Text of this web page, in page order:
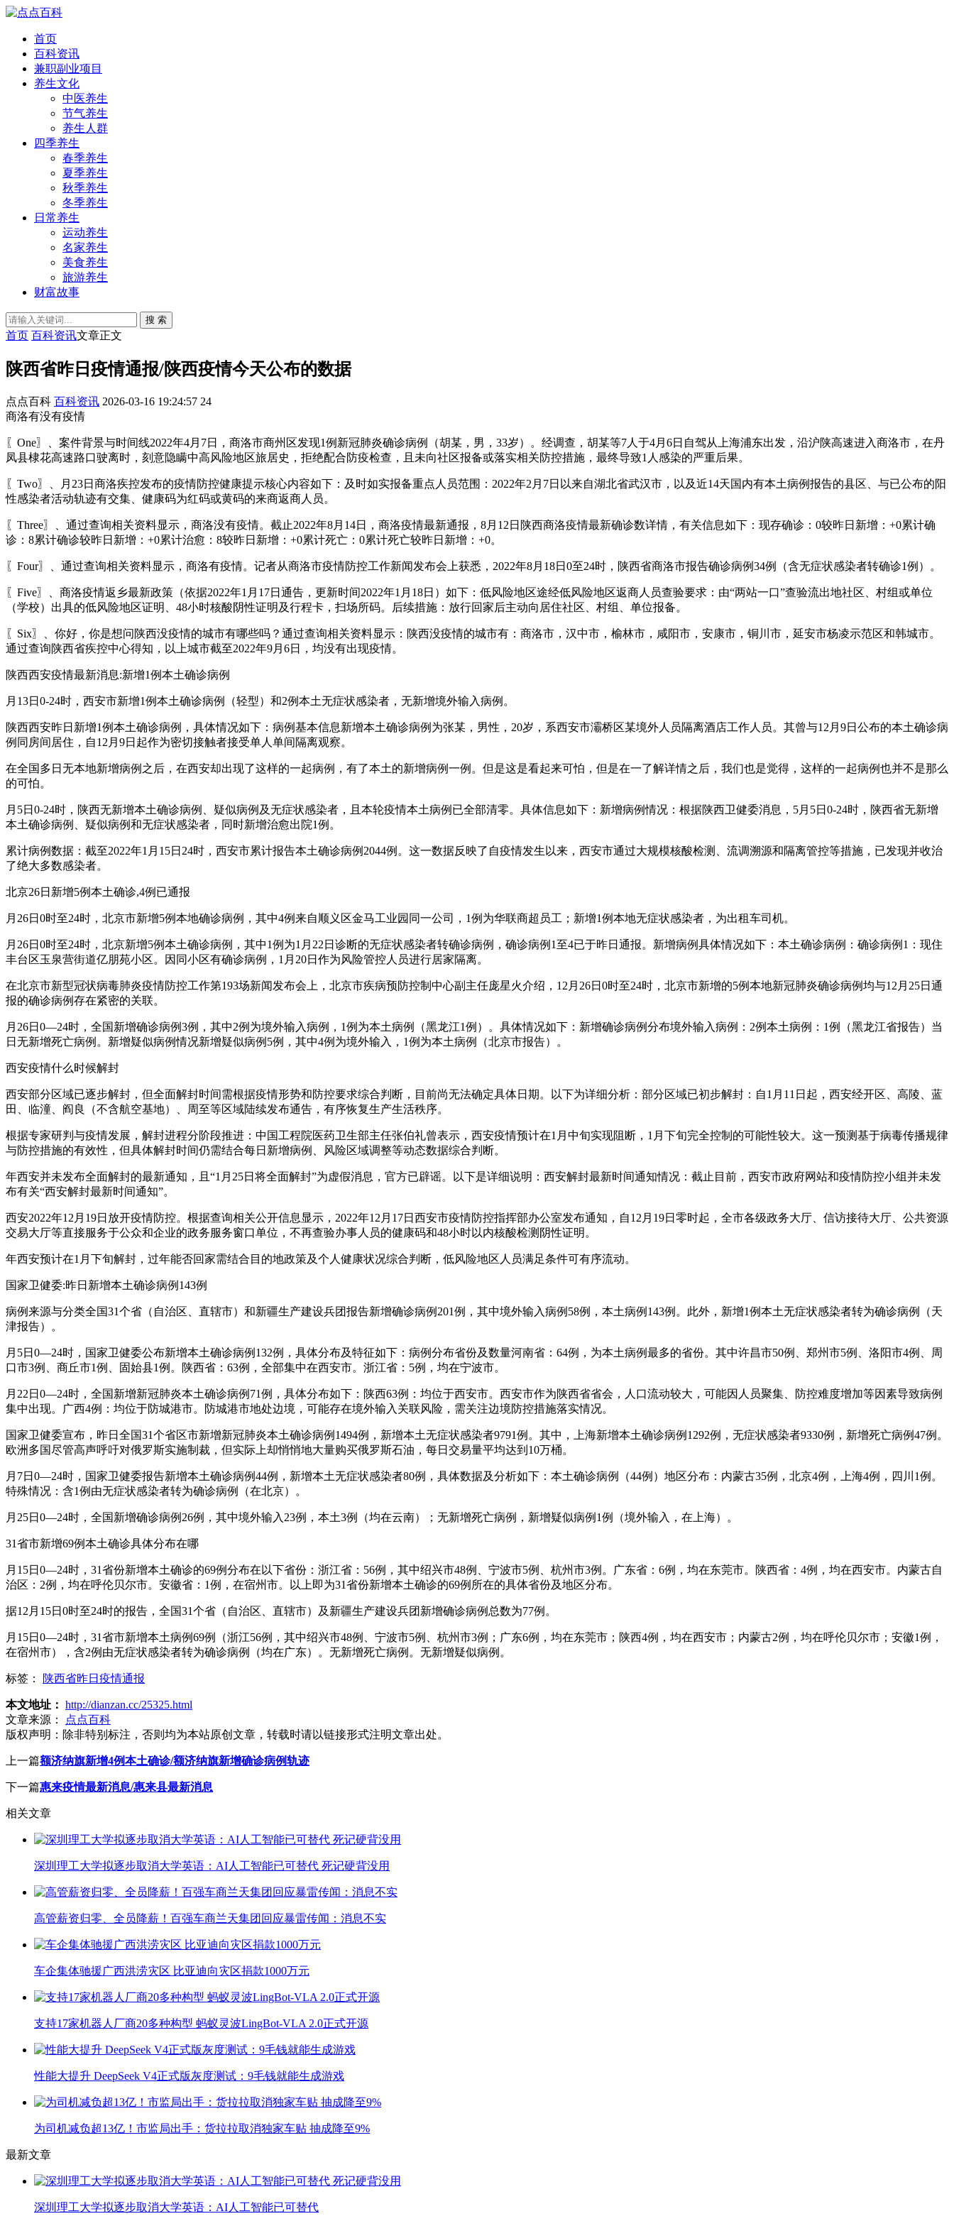
首页
百科资讯
兼职副业项目
养生文化
中医养生
节气养生
养生人群
四季养生
春季养生
夏季养生
秋季养生
冬季养生
日常养生
运动养生
名家养生
美食养生
旅游养生
财富故事
搜 索
首页 百科资讯文章正文
陕西省昨日疫情通报/陕西疫情今天公布的数据
点点百科 百科资讯 2026-03-16 19:24:57 24
商洛有没有疫情
〖One〗、案件背景与时间线2022年4月7日，商洛市商州区发现1例新冠肺炎确诊病例（胡某，男，33岁）。经调查，胡某等7人于4月6日自驾从上海浦东出发，沿沪陕高速进入商洛市，在丹
凤县棣花高速路口驶离时，刻意隐瞒中高风险地区旅居史，拒绝配合防疫检查，且未向社区报备或落实相关防控措施，最终导致1人感染的严重后果。
〖Two〗、月23日商洛疾控发布的疫情防控健康提示核心内容如下：及时如实报备重点人员范围：2022年2月7日以来自湖北省武汉市，以及近14天国内有本土病例报告的县区、与已公布的阳
性感染者活动轨迹有交集、健康码为红码或黄码的来商返商人员。
〖Three〗、通过查询相关资料显示，商洛没有疫情。截止2022年8月14日，商洛疫情最新通报，8月12日陕西商洛疫情最新确诊数详情，有关信息如下：现存确诊：0较昨日新增：+0累计确
诊：8累计确诊较昨日新增：+0累计治愈：8较昨日新增：+0累计死亡：0累计死亡较昨日新增：+0。
〖Four〗、通过查询相关资料显示，商洛有疫情。记者从商洛市疫情防控工作新闻发布会上获悉，2022年8月18日0至24时，陕西省商洛市报告确诊病例34例（含无症状感染者转确诊1例）。
〖Five〗、商洛疫情返乡最新政策（依据2022年1月17日通告，更新时间2022年1月18日）如下：低风险地区途经低风险地区返商人员查验要求：由“两站一口”查验流出地社区、村组或单位
（学校）出具的低风险地区证明、48小时核酸阴性证明及行程卡，扫场所码。后续措施：放行回家后主动向居住社区、村组、单位报备。
〖Six〗、你好，你是想问陕西没疫情的城市有哪些吗？通过查询相关资料显示：陕西没疫情的城市有：商洛市，汉中市，榆林市，咸阳市，安康市，铜川市，延安市杨凌示范区和韩城市。
通过查询陕西省疾控中心得知，以上城市截至2022年9月6日，均没有出现疫情。
陕西西安疫情最新消息:新增1例本土确诊病例
月13日0-24时，西安市新增1例本土确诊病例（轻型）和2例本土无症状感染者，无新增境外输入病例。
陕西西安昨日新增1例本土确诊病例，具体情况如下：病例基本信息新增本土确诊病例为张某，男性，20岁，系西安市灞桥区某境外人员隔离酒店工作人员。其曾与12月9日公布的本土确诊病
例同房间居住，自12月9日起作为密切接触者接受单人单间隔离观察。
在全国多日无本地新增病例之后，在西安却出现了这样的一起病例，有了本土的新增病例一例。但是这是看起来可怕，但是在一了解详情之后，我们也是觉得，这样的一起病例也并不是那么
的可怕。
月5日0-24时，陕西无新增本土确诊病例、疑似病例及无症状感染者，且本轮疫情本土病例已全部清零。具体信息如下：新增病例情况：根据陕西卫健委消息，5月5日0-24时，陕西省无新增
本土确诊病例、疑似病例和无症状感染者，同时新增治愈出院1例。
累计病例数据：截至2022年1月15日24时，西安市累计报告本土确诊病例2044例。这一数据反映了自疫情发生以来，西安市通过大规模核酸检测、流调溯源和隔离管控等措施，已发现并收治
了绝大多数感染者。
北京26日新增5例本土确诊,4例已通报
月26日0时至24时，北京市新增5例本地确诊病例，其中4例来自顺义区金马工业园同一公司，1例为华联商超员工；新增1例本地无症状感染者，为出租车司机。
月26日0时至24时，北京新增5例本土确诊病例，其中1例为1月22日诊断的无症状感染者转确诊病例，确诊病例1至4已于昨日通报。新增病例具体情况如下：本土确诊病例：确诊病例1：现住
丰台区玉泉营街道亿朋苑小区。因同小区有确诊病例，1月20日作为风险管控人员进行居家隔离。
在北京市新型冠状病毒肺炎疫情防控工作第193场新闻发布会上，北京市疾病预防控制中心副主任庞星火介绍，12月26日0时至24时，北京市新增的5例本地新冠肺炎确诊病例均与12月25日通
报的确诊病例存在紧密的关联。
月26日0—24时，全国新增确诊病例3例，其中2例为境外输入病例，1例为本土病例（黑龙江1例）。具体情况如下：新增确诊病例分布境外输入病例：2例本土病例：1例（黑龙江省报告）当
日无新增死亡病例。新增疑似病例情况新增疑似病例5例，其中4例为境外输入，1例为本土病例（北京市报告）。
西安疫情什么时候解封
西安部分区域已逐步解封，但全面解封时间需根据疫情形势和防控要求综合判断，目前尚无法确定具体日期。以下为详细分析：部分区域已初步解封：自1月11日起，西安经开区、高陵、蓝
田、临潼、阎良（不含航空基地）、周至等区域陆续发布通告，有序恢复生产生活秩序。
根据专家研判与疫情发展，解封进程分阶段推进：中国工程院医药卫生部主任张伯礼曾表示，西安疫情预计在1月中旬实现阻断，1月下旬完全控制的可能性较大。这一预测基于病毒传播规律
与防控措施的有效性，但具体解封时间仍需结合每日新增病例、风险区域调整等动态数据综合判断。
年西安并未发布全面解封的最新通知，且“1月25日将全面解封”为虚假消息，官方已辟谣。以下是详细说明：西安解封最新时间通知情况：截止目前，西安市政府网站和疫情防控小组并未发
布有关“西安解封最新时间通知”。
西安2022年12月19日放开疫情防控。根据查询相关公开信息显示，2022年12月17日西安市疫情防控指挥部办公室发布通知，自12月19日零时起，全市各级政务大厅、信访接待大厅、公共资源
交易大厅等直接服务于公众和企业的政务服务窗口单位，不再查验办事人员的健康码和48小时以内核酸检测阴性证明。
年西安预计在1月下旬解封，过年能否回家需结合目的地政策及个人健康状况综合判断，低风险地区人员满足条件可有序流动。
国家卫健委:昨日新增本土确诊病例143例
病例来源与分类全国31个省（自治区、直辖市）和新疆生产建设兵团报告新增确诊病例201例，其中境外输入病例58例，本土病例143例。此外，新增1例本土无症状感染者转为确诊病例（天
津报告）。
月5日0—24时，国家卫健委公布新增本土确诊病例132例，具体分布及特征如下：病例分布省份及数量河南省：64例，为本土病例最多的省份。其中许昌市50例、郑州市5例、洛阳市4例、周
口市3例、商丘市1例、固始县1例。陕西省：63例，全部集中在西安市。浙江省：5例，均在宁波市。
月22日0—24时，全国新增新冠肺炎本土确诊病例71例，具体分布如下：陕西63例：均位于西安市。西安市作为陕西省省会，人口流动较大，可能因人员聚集、防控难度增加等因素导致病例
集中出现。广西4例：均位于防城港市。防城港市地处边境，可能存在境外输入关联风险，需关注边境防控措施落实情况。
国家卫健委宣布，昨日全国31个省区市新增新冠肺炎本土确诊病例1494例，新增本土无症状感染者9791例。其中，上海新增本土确诊病例1292例，无症状感染者9330例，新增死亡病例47例。
欧洲多国尽管高声呼吁对俄罗斯实施制裁，但实际上却悄悄地大量购买俄罗斯石油，每日交易量平均达到10万桶。
月7日0—24时，国家卫健委报告新增本土确诊病例44例，新增本土无症状感染者80例，具体数据及分析如下：本土确诊病例（44例）地区分布：内蒙古35例，北京4例，上海4例，四川1例。
特殊情况：含1例由无症状感染者转为确诊病例（在北京）。
月25日0—24时，全国新增确诊病例26例，其中境外输入23例，本土3例（均在云南）；无新增死亡病例，新增疑似病例1例（境外输入，在上海）。
31省市新增69例本土确诊具体分布在哪
月15日0—24时，31省份新增本土确诊的69例分布在以下省份：浙江省：56例，其中绍兴市48例、宁波市5例、杭州市3例。广东省：6例，均在东莞市。陕西省：4例，均在西安市。内蒙古自
治区：2例，均在呼伦贝尔市。安徽省：1例，在宿州市。以上即为31省份新增本土确诊的69例所在的具体省份及地区分布。
据12月15日0时至24时的报告，全国31个省（自治区、直辖市）及新疆生产建设兵团新增确诊病例总数为77例。
月15日0—24时，31省市新增本土病例69例（浙江56例，其中绍兴市48例、宁波市5例、杭州市3例；广东6例，均在东莞市；陕西4例，均在西安市；内蒙古2例，均在呼伦贝尔市；安徽1例，
在宿州市），含2例由无症状感染者转为确诊病例（均在广东）。无新增死亡病例。无新增疑似病例。
标签： 陕西省昨日疫情通报
本文地址： http://dianzan.cc/25325.html
文章来源：
点点百科
版权声明： 除非特别标注，否则均为本站原创文章，转载时请以链接形式注明文章出处。
上一篇额济纳旗新增4例本土确诊/额济纳旗新增确诊病例轨迹
下一篇惠来疫情最新消息/惠来县最新消息
相关文章
深圳理工大学拟逐步取消大学英语：AI人工智能已可替代 死记硬背没用
高管薪资归零、全员降薪！百强车商兰天集团回应暴雷传闻：消息不实
车企集体驰援广西洪涝灾区 比亚迪向灾区捐款1000万元
支持17家机器人厂商20多种构型 蚂蚁灵波LingBot-VLA 2.0正式开源
性能大提升 DeepSeek V4正式版灰度测试：9毛钱就能生成游戏
为司机减负超13亿！市监局出手：货拉拉取消独家车贴 抽成降至9%
最新文章
深圳理工大学拟逐步取消大学英语：AI人工智能已可替代